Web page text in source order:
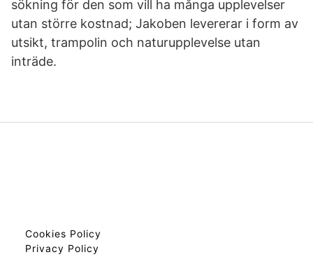
sökning för den som vill ha många upplevelser
utan större kostnad; Jakoben levererar i form av
utsikt, trampolin och naturupplevelse utan
inträde.
Cookies Policy
Privacy Policy